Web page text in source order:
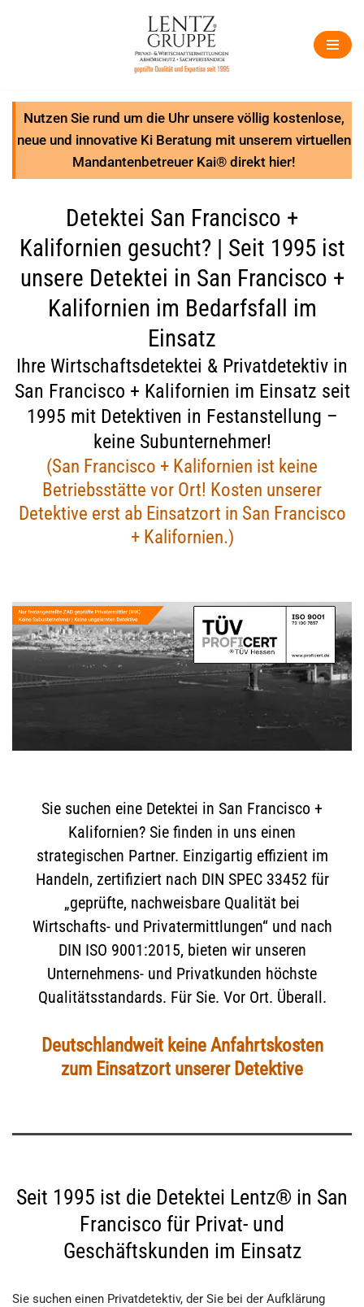
Nutzen Sie rund um die Uhr unsere völlig kostenlose,
neue und innovative Ki Beratung mit unserem virtuellen
Mandantenbetreuer Kai® direkt hier!
Detektei San Francisco +
Kalifornien gesucht? | Seit 1995 ist
unsere Detektei in San Francisco +
Kalifornien im Bedarfsfall im
Einsatz
Ihre Wirtschaftsdetektei & Privatdetektiv in
San Francisco + Kalifornien im Einsatz seit
1995 mit Detektiven in Festanstellung –
keine Subunternehmer!
(San Francisco + Kalifornien ist keine
Betriebsstätte vor Ort! Kosten unserer
Detektive erst ab Einsatzort in San Francisco
+ Kalifornien.)
Sie suchen eine Detektei in San Francisco +
Kalifornien? Sie finden in uns einen
strategischen Partner. Einzigartig effizient im
Handeln, zertifiziert nach DIN SPEC 33452 für
„geprüfte, nachweisbare Qualität bei
Wirtschafts- und Privatermittlungen“ und nach
DIN ISO 9001:2015, bieten wir unseren
Unternehmens- und Privatkunden höchste
Qualitätsstandards. Für Sie. Vor Ort. Überall.
Deutschlandweit keine Anfahrtskosten
zum Einsatzort unserer Detektive
Seit 1995 ist die Detektei Lentz® in San
Francisco für Privat- und
Geschäftskunden im Einsatz
Sie suchen einen Privatdetektiv, der Sie bei der Aufklärung